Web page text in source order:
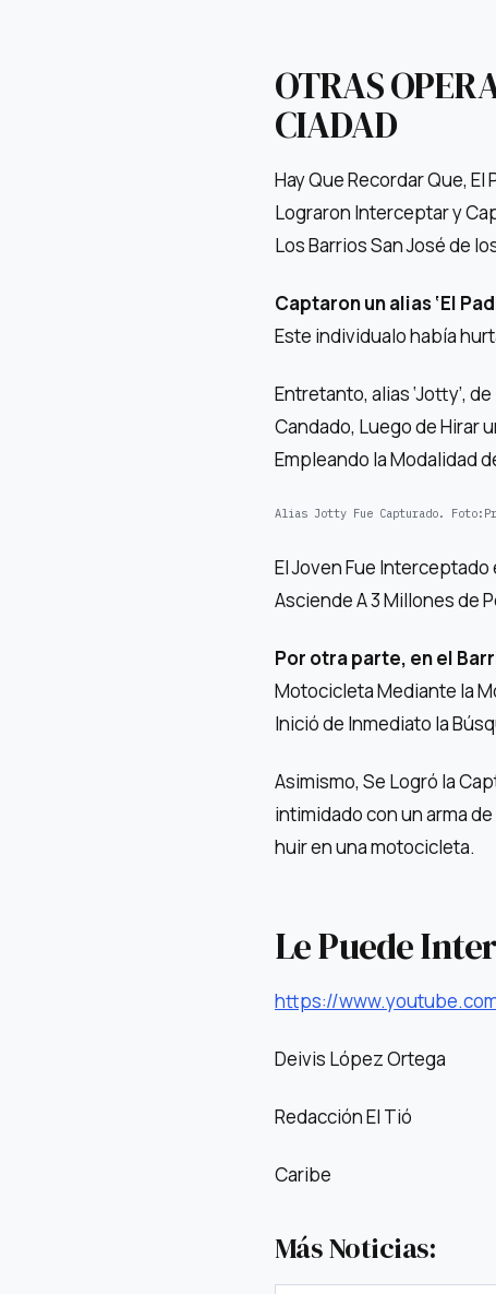
OTRAS
CIADAD
Hay Que Recordar Que,
Lograron Interceptar y
Los Barrios San José de
Captaron un alias ‘El
Este individualo había
Entretanto, alias ‘Jotty’,
Candado, Luego de Hirar
Empleando la Modalidad
Alias ​​Jotty Fue Capturado. Foto:
El Joven Fue Interceptado
Asciende A 3 Millones de
Por otra parte, en el
Motocicleta Mediante la
Inició de Inmediato la
Asimismo, Se Logró la
intimidado con un arma
huir en una motocicleta.
Le Puede
https://
Deivis López Ortega
Redacción El Tió
Caribe
Más Noticias: